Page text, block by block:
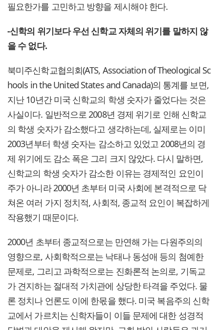
필요한가를 고민하고 방향을 제시해야 한다.
-신학의 위기보다 우선 신학교 자체의 위기를 말하지 않
을 수 없다.
북미주신학교협의회(ATS, Association of Theological Sc
hools in the United States and Canada)의 통계를 보면,
지난 10년간 미국 신학교의 학생 숫자가 줄었다는 것은
사실이다. 일반적으로 2008년 경제 위기로 인해 신학교
의 학생 숫자가 감소했다고 생각하는데, 실제로는 이미
2003년부터 학생 숫자는 감소하고 있었고 2008년의 경
제 위기에도 감소 폭은 그리 크지 않았다. 다시 말하면,
신학교의 학생 숫자가 감소한 이유는 경제적인 요인이
주가 아니라 2000년 초부터 미국 사회에 본격적으로 닥
쳐온 여러 가지 정치적, 사회적, 종교적 요인이 복잡하게
작용했기 때문이다.
2000년 초부터 종교적으로는 만연해 가는 다원주의의
영향으로, 사회학적으로는 낙태나 동성애 등의 첨예한
문제로, 그리고 과학적으로는 진화론적 논의로, 기독교
가 견지하는 절대적 가치관에 상당한 타격을 주었다. 물
론 정치나 언론도 이에 한몫을 했다. 미국 복음주의 신학
교에서 가르치는 신학자들이 이들 문제에 대한 성경적